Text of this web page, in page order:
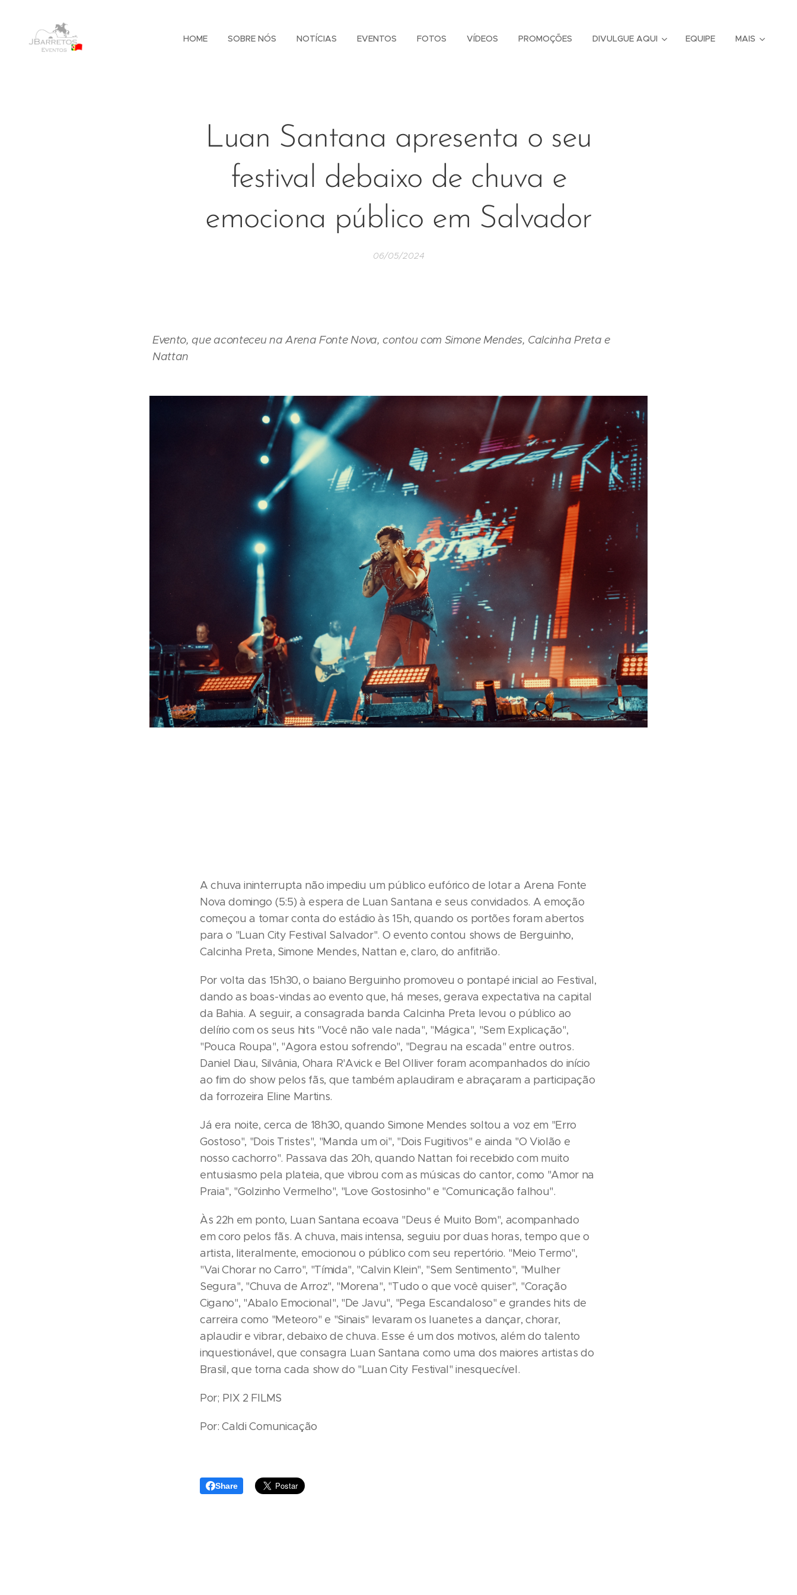
HOME SOBRE NÓS NOTÍCIAS EVENTOS FOTOS VÍDEOS PROMOÇÕES DIVULGUE AQUI EQUIPE MAIS
Luan Santana apresenta o seu
festival debaixo de chuva e
emociona público em Salvador
06/05/2024
Evento, que aconteceu na Arena Fonte Nova, contou com Simone Mendes, Calcinha Preta e
Nattan
A chuva ininterrupta não impediu um público eufórico de lotar a Arena Fonte
Nova domingo (5:5) à espera de Luan Santana e seus convidados. A emoção
começou a tomar conta do estádio às 15h, quando os portões foram abertos
para o "Luan City Festival Salvador". O evento contou shows de Berguinho,
Calcinha Preta, Simone Mendes, Nattan e, claro, do anfitrião.
Por volta das 15h30, o baiano Berguinho promoveu o pontapé inicial ao Festival,
dando as boas-vindas ao evento que, há meses, gerava expectativa na capital
da Bahia. A seguir, a consagrada banda Calcinha Preta levou o público ao
delírio com os seus hits "Você não vale nada", "Mágica", "Sem Explicação",
"Pouca Roupa", "Agora estou sofrendo", "Degrau na escada" entre outros.
Daniel Diau, Silvânia, Ohara R'Avick e Bel Olliver foram acompanhados do início
ao fim do show pelos fãs, que também aplaudiram e abraçaram a participação
da forrozeira Eline Martins.
Já era noite, cerca de 18h30, quando Simone Mendes soltou a voz em "Erro
Gostoso", "Dois Tristes", "Manda um oi", "Dois Fugitivos" e ainda "O Violão e
nosso cachorro". Passava das 20h, quando Nattan foi recebido com muito
entusiasmo pela plateia, que vibrou com as músicas do cantor, como "Amor na
Praia", "Golzinho Vermelho", "Love Gostosinho" e "Comunicação falhou".
Às 22h em ponto, Luan Santana ecoava "Deus é Muito Bom", acompanhado
em coro pelos fãs. A chuva, mais intensa, seguiu por duas horas, tempo que o
artista, literalmente, emocionou o público com seu repertório. "Meio Termo",
"Vai Chorar no Carro", "Tímida", "Calvin Klein", "Sem Sentimento", "Mulher
Segura", "Chuva de Arroz", "Morena", "Tudo o que você quiser", "Coração
Cigano", "Abalo Emocional", "De Javu", "Pega Escandaloso" e grandes hits de
carreira como "Meteoro" e "Sinais" levaram os luanetes a dançar, chorar,
aplaudir e vibrar, debaixo de chuva. Esse é um dos motivos, além do talento
inquestionável, que consagra Luan Santana como uma dos maiores artistas do
Brasil, que torna cada show do "Luan City Festival" inesquecível.
Por; PIX 2 FILMS
Por: Caldi Comunicação
Share